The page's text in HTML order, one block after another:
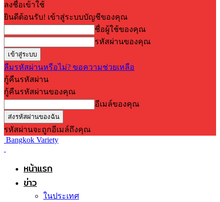
ลงชื่อเข้าใช้
ยินดีต้อนรับ! เข้าสู่ระบบบัญชีของคุณ
ชื่อผู้ใช้ของคุณ
รหัสผ่านของคุณ
ลืมรหัสผ่านหรือไม่? ขอความช่วยเหลือ
กู้คืนรหัสผ่าน
กู้คืนรหัสผ่านของคุณ
อีเมล์ของคุณ
รหัสผ่านจะถูกอีเมล์ถึงคุณ
Bangkok Variety
หน้าแรก
ข่าว
ในประเทศ